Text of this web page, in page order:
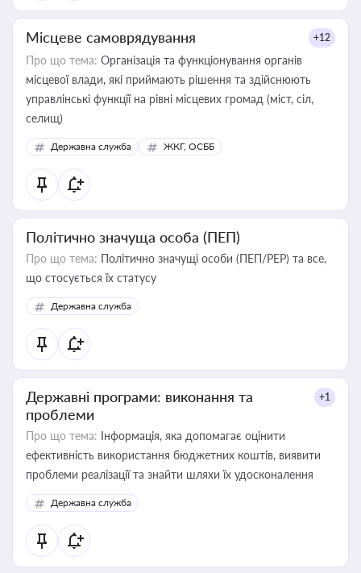
Місцеве самоврядування +12
Про що тема: Організація та функціонування органів
місцевої влади, які приймають рішення та здійснюють
управлінські функції на рівні місцевих громад (міст, сіл,
селищ)
Державна служба ЖКГ, ОСББ
Політично значуща особа (ПЕП)
Про що тема: Політично значущі особи (ПЕП/PEP) та все,
що стосується їх статусу
Державна служба
Державні програми: виконання та
проблеми
+1
Про що тема: Інформація, яка допомагає оцінити
ефективність використання бюджетних коштів, виявити
проблеми реалізації та знайти шляхи їх удосконалення
Державна служба